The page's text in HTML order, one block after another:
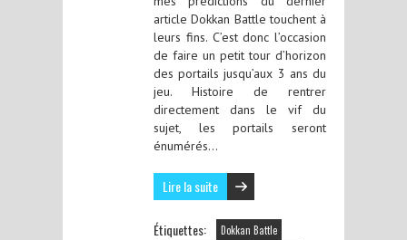
article Dokkan Battle touchent à
leurs fins. C’est donc l’occasion
de faire un petit tour d’horizon
des portails jusqu’aux 3 ans du
jeu. Histoire de rentrer
directement dans le vif du
sujet, les portails seront
énumérés…
Lire la suite
Étiquettes:
Dokkan Battle